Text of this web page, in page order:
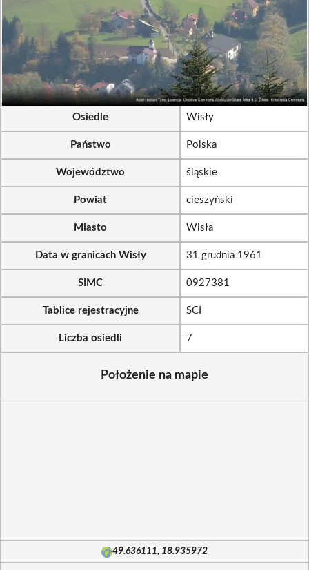
Osiedle Wisły
Państwo Polska
Województwo śląskie
Powiat cieszyński
Miasto Wisła
Data w granicach Wisły 31 grudnia 1961
SIMC 0927381
Tablice rejestracyjne SCI
Liczba osiedli 7
Położenie na mapie
49.636111, 18.935972